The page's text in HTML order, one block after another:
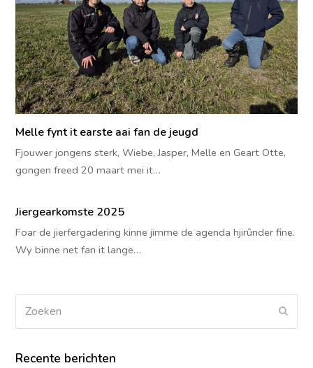
Melle fynt it earste aai fan de jeugd
Fjouwer jongens sterk, Wiebe, Jasper, Melle en Geart Otte,
gongen freed 20 maart mei it…
Jiergearkomste 2025
Foar de jierfergadering kinne jimme de agenda hjirûnder fine.
Wy binne net fan it lange…
Recente berichten